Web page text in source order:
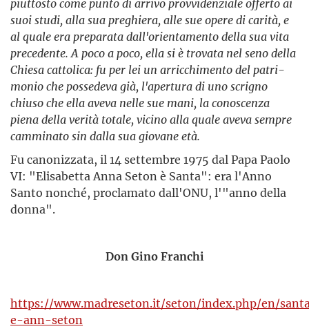
piuttosto come punto di arrivo provvidenziale offerto ai
suoi studi, alla sua preghiera, alle sue opere di carità, e
al quale era preparata dall'orientamento della sua vita
precedente. A poco a poco, ella si è trovata nel seno della
Chiesa cattolica: fu per lei un arricchimento del patri­
monio che possedeva già, l'apertura di uno scrigno
chiuso che ella aveva nelle sue mani, la conoscenza
piena della verità totale, vicino alla quale aveva sempre
camminato sin dalla sua giovane età.
Fu canonizzata, il 14 settembre 1975 dal Papa Paolo
VI: "Elisabetta Anna Seton è Santa": era l'Anno
Santo nonché, proclamato dall'ONU, l'"anno della
donna".
Don Gino Franchi
https://www.madreseton.it/seton/index.php/en/
e-ann-seton